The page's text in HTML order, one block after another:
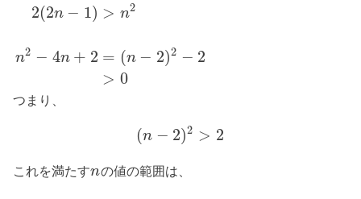
2(2n − 1)
n2 − 4n + 2
> n2
= (n − 2)2 − 2
> 0
つまり、
(n − 2)2 > 2
これを満たすnの値の範囲は、